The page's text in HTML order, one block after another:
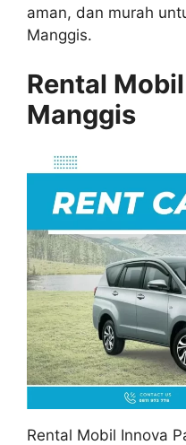
aman, dan murah
Manggis.
Rental
Manggis
Rental Mobil Innova